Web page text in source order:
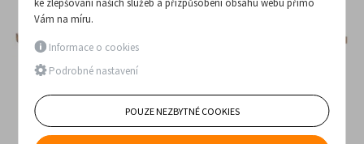
ke zlepšování našich služeb a přizpůsobení obsahu webu přímo
Vám na míru.
Informace o cookies
Podrobné nastavení
POUZE NEZBYTNÉ COOKIES